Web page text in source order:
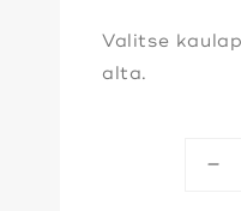
Valitse
alta.